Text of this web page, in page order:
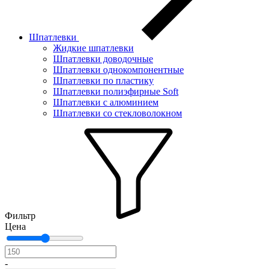
Шпатлевки
Жидкие шпатлевки
Шпатлевки доводочные
Шпатлевки однокомпонентные
Шпатлевки по пластику
Шпатлевки полиэфирные Soft
Шпатлевки с алюминием
Шпатлевки со стекловолокном
Фильтр
Цена
-